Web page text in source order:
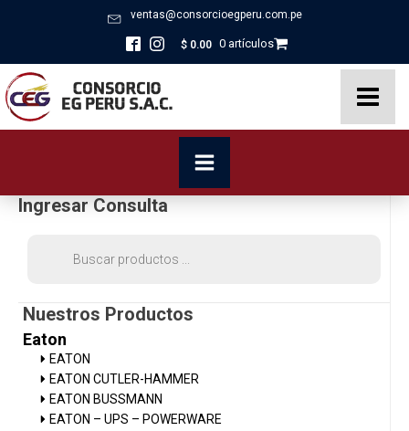
ventas@consorcioegperu.com.pe
$ 0.00 0 artículos
Ingresar Consulta
Nuestros Productos
Eaton
EATON
EATON CUTLER-HAMMER
EATON BUSSMANN
EATON – UPS – POWERWARE